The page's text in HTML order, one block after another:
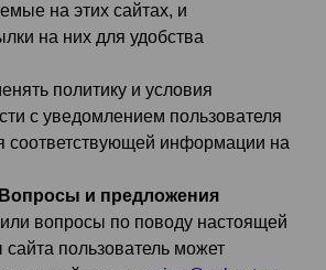
на этих сайтах, и
на них для удобства
политику и условия
с уведомлением пользователя
соответствующей информации на
и предложения
вопросы по поводу настоящей
сайта пользователь может